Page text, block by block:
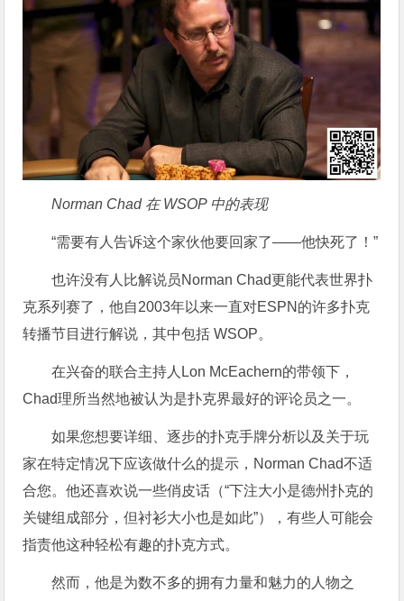
Norman Chad 在 WSOP 中的表现
“需要有人告诉这个家伙他要回家了——他快死了！”
也许没有人比解说员Norman Chad更能代表世界扑
克系列赛了，他自2003年以来一直对ESPN的许多扑克
转播节目进行解说，其中包括 WSOP。
在兴奋的联合主持人Lon McEachern的带领下，
Chad理所当然地被认为是扑克界最好的评论员之一。
如果您想要详细、逐步的扑克手牌分析以及关于玩
家在特定情况下应该做什么的提示，Norman Chad不适
合您。他还喜欢说一些俏皮话（“下注大小是德州扑克的
关键组成部分，但衬衫大小也是如此”），有些人可能会
指责他这种轻松有趣的扑克方式。
然而，他是为数不多的拥有力量和魅力的人物之